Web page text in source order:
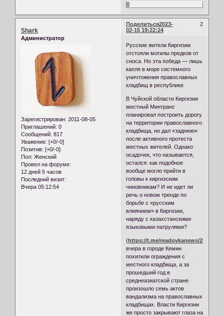
0
Поделиться 2
2023-
02-15 19:22:24
Shark
Администратор
Зарегистрирован: 2011-08-05
Приглашений: 0
Сообщений: 817
Уважение: [+0/-0]
Позитив: [+0/-0]
Пол: Женский
Провел на форуме:
12 дней 5 часов
Последний визит:
Вчера 05:12:54
Русские жители Киргизии
отстояли могилы предков от
сноса. Но эта победа — лишь
капля в море системного
уничтожения православных
кладбищ в республике
В Чуйской области Киргизии
местный Минтранс
планировал построить дорогу
на территории православного
кладбища, но дал «заднюю»
после активного протеста
местных жителей. Однако
осадочек, что называется,
остался: как подобное
вообще могло прийти в
головы к киргизским
чиновникам? И не идет ли
речь о новом тренде по
борьбе с «русским
влиянием» в Киргизии,
наряду с казахстанскими
языковыми патрулями?
(https://t.me/readovkanews/25735
вчера в городе Кемин
похитили ограждения с
местного кладбища, а за
прошедший год в
среднеазиатской стране
произошло семь актов
вандализма на православных
кладбищах. Власти Киргизии
же просто закрывают глаза на